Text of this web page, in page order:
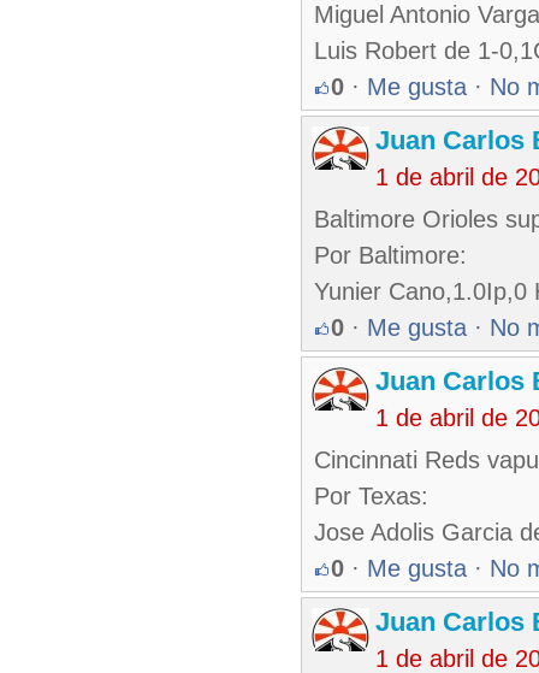
Miguel Antonio
Luis Robert de 1-
0 · Me gusta · No
Juan Carlos
1 de abril de
Baltimore Orioles
Por Baltimore:
Yunier Cano,1.0Ip,0
0 · Me gusta · No
Juan Carlos
1 de abril de
Cincinnati Reds
Por Texas:
Jose Adolis Garcia
0 · Me gusta · No
Juan Carlos
1 de abril de